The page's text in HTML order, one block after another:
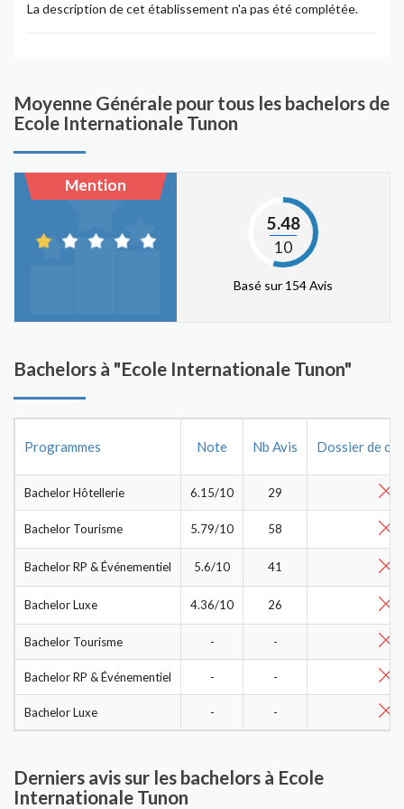
La description de cet établissement n'a pas été complétée.
Moyenne Générale pour tous les bachelors de
Ecole Internationale Tunon
Mention
5.48
10
Basé sur 154 Avis
Bachelors à "Ecole Internationale Tunon"
Programmes Note Nb Avis Dossier de
Bachelor Hôtellerie 6.15/10 29
Bachelor Tourisme 5.79/10 58
Bachelor RP & Événementiel 5.6/10 41
Bachelor Luxe 4.36/10 26
Bachelor Tourisme - -
Bachelor RP & Événementiel - -
Bachelor Luxe - -
Derniers avis sur les bachelors à Ecole
Internationale Tunon